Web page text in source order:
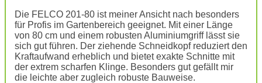
Die FELCO 201-80 ist meiner Ansicht nach besonders
für Profis im Gartenbereich geeignet. Mit einer Länge
von 80 cm und einem robusten Aluminiumgriff lässt sie
sich gut führen. Der ziehende Schneidkopf reduziert den
Kraftaufwand erheblich und bietet exakte Schnitte mit
der extrem scharfen Klinge. Besonders gut gefällt mir
die leichte aber zugleich robuste Bauweise.